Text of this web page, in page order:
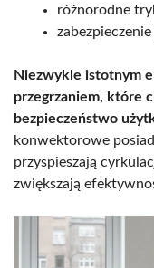
różnorodne
Niezwykle istotnym
przegrzaniem, które
bezpieczeństwo
konwektorowe
przyspieszają
zwiększają